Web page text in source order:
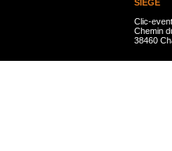
SIEGE
Clic-
Chemin
38460